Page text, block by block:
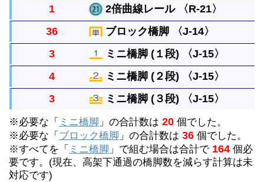
す。ブロック橋脚１個の高さに上げるには４本必要
です。
曲線レールと同じ長さで１本ずつ坂を作るレールで
す。ブロック橋脚１個の高さに上げるには４本必要
1 2倍曲線レール 〈R-21〉
曲線レール２本分の長さで、４本合わせると円にな
ります。
36 ブロック橋脚 〈J-14〉
単線の高架をつくるときにレールをささえます。上
に何段も重ねることができます。
3 ミニ橋脚 (１段) 〈J-15〉
坂曲線レールの下において使います。４個重ねると
ブロック橋脚の代わりになります。（重ねた個数別
で表示しています。）
4 ミニ橋脚 (２段) 〈J-15〉
ブロック橋脚の代わりになります。（重ねた個数別
で表示しています。）
3 ミニ橋脚 (３段) 〈J-15〉
坂曲線レールの下において使います。４個重ねると
ブロック橋脚の代わりになります。（重ねた個数別
で表示しています。）
※必要な「 ミニ橋脚 」の合計数は 20 個でした。
※必要な「 ブロック橋脚 」の合計数は 36 個でした。
※すべてを「 ミニ橋脚 」で組む場合は合計で 164 個必
要です。(現在、高架下通過の橋脚数を減らす計算は未
対応です)